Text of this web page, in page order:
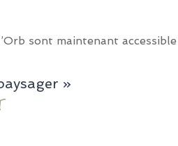
sont maintenant
»